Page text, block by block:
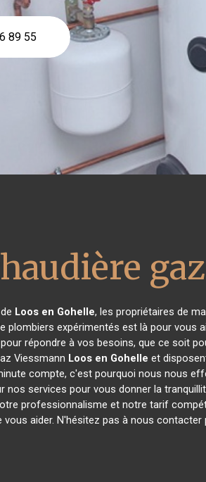
89 55
Loos en Gohelle, les propriétaires de
plombiers expérimentés est là pour vous
répondre à vos besoins, que ce soit
Viessmann Loos en Gohelle et
compte, c'est pourquoi nous nous
nos services pour vous donner la
professionnalisme et notre tarif
vous aider. N'hésitez pas à nous